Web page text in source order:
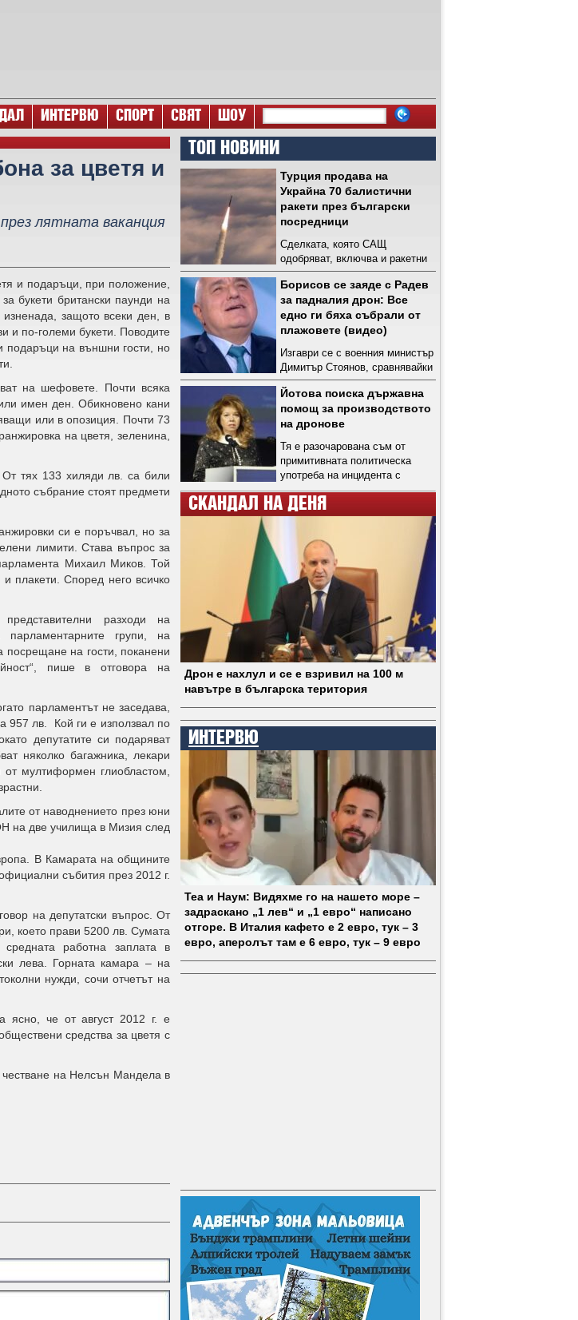
ИНТЕРВЮ СПОРТ СВЯТ ШОУ
за цветя и
лятната ваканция
и подаръци, при положение,
букети британски паунди на
защото всеки ден, в
и по-големи букети. Поводите
подаръци на външни гости, но
на шефовете. Почти всяка
имен ден. Обикновено кани
или в опозиция. Почти 73
на цветя, зеленина,
тях 133 хиляди лв. са били
събрание стоят предмети
си е поръчвал, но за
лимити. Става въпрос за
Михаил Миков. Той
плакети. Според него всичко
разходи на
парламентарните групи, на
посрещане на гости, поканени
пише в отговора на
парламентът не заседава,
957 лв. Кой ги е използвал по
депутатите си подаряват
няколко багажника, лекари
мултиформен глиобластом,
от наводнението през юни
на две училища в Мизия след
В Камарата на общините
събития през 2012 г.
на депутатски въпрос. От
което прави 5200 лв. Сумата
работна заплата в
лева. Горната камара – на
нужди, сочи отчетът на
ясно, че от август 2012 г. е
средства за цветя с
честване на Нелсън Мандела в
ТОП НОВИНИ
Турция продава на
Украйна 70 балистични
ракети през български
посредници
Сделката, която САЩ
одобряват, включва и ракетни
системи за многократно
изстрелване, както и касетъчни
боеприпаси
Борисов се заяде с Радев
за падналия дрон: Все
едно ги бяха събрали от
плажовете (видео)
Изгаври се с военния министър
Димитър Стоянов, сравнявайки
го с голото рамо на
външния министър Велислава
Петрова-Чамова, заради
тениската, с която беше
облечен, на която видимо беше
изписано "Кинтекс", но
впоследствие изтрито в
репортажите
Йотова поиска държавна
помощ за производството
на дронове
Тя е разочарована съм от
примитивната политическа
употреба на инцидента с
украински дрон
СКАНДАЛ НА ДЕНЯ
Дрон е нахлул и се е взривил на 100 м
навътре в българска територия
ИНТЕРВЮ
Теа и Наум: Видяхме го на нашето море –
задраскано „1 лев“ и „1 евро“ написано
отгоре. В Италия кафето е 2 евро, тук – 3
евро, аперолът там е 6 евро, тук – 9 евро